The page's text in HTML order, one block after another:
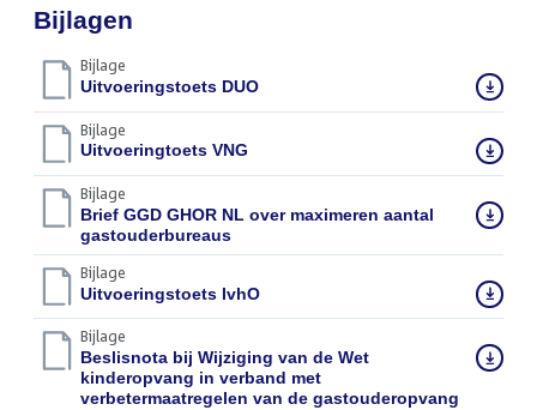
Bijlagen
Bijlage
Download
Uitvoeringstoets DUO(PDF)
Bijlage
Download
bestand:
Uitvoeringtoets VNG
Bijlage
Download
bestand:
Brief GGD GHOR NL over maximeren aantal
gastouderbureaus(PDF)
Bijlage
Download
bestand:
Uitvoeringstoets IvhO(PDF)
Bijlage
Download
bestand:
Beslisnota bij Wijziging van de Wet
kinderopvang in verband met
verbetermaatregelen van de gastouderopvang